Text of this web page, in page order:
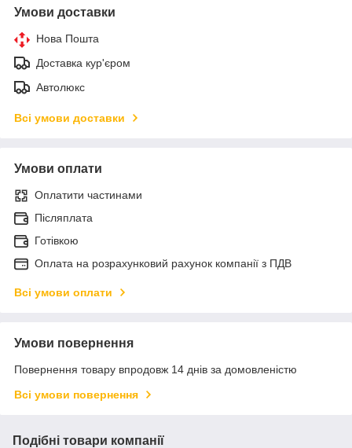
Умови доставки
Нова Пошта
Доставка кур'єром
Автолюкс
Всі умови доставки
Умови оплати
Оплатити частинами
Післяплата
Готівкою
Оплата на розрахунковий рахунок компанії з ПДВ
Всі умови оплати
Умови повернення
Повернення товару впродовж 14 днів за домовленістю
Всі умови повернення
Подібні товари компанії